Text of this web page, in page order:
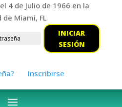
4 de Julio de 1966 en la
de Miami, FL
INICIAR
SESIÓN
Inscribirse